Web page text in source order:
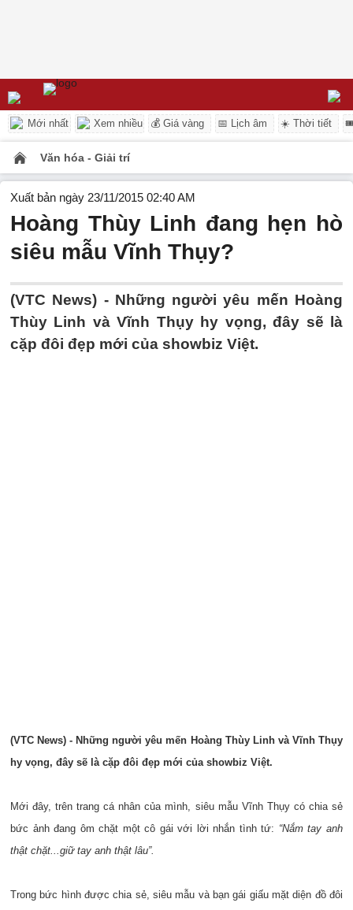
Mới nhất Xem nhiều 💰 Giá vàng 📅 Lịch âm ☀️ Thời tiết
Văn hóa - Giải trí
Xuất bản ngày 23/11/2015 02:40 AM
Hoàng Thùy Linh đang hẹn hò
siêu mẫu Vĩnh Thụy?
(VTC News) - Những người yêu mến Hoàng
Thùy Linh và Vĩnh Thụy hy vọng, đây sẽ là
cặp đôi đẹp mới của showbiz Việt.
(VTC News) - Những người yêu mến Hoàng Thùy Linh và Vĩnh Thụy
hy vọng, đây sẽ là cặp đôi đẹp mới của showbiz Việt.
Mới đây, trên trang cá nhân của mình, siêu mẫu Vĩnh Thụy có chia sẻ
bức ảnh đang ôm chặt một cô gái với lời nhắn tình tứ: “Nắm tay anh
thật chặt...giữ tay anh thật lâu”.
Trong bức hình được chia sẻ, siêu mẫu và bạn gái giấu mặt diện đồ đôi